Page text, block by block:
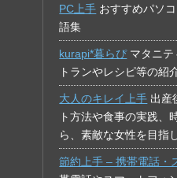
PC上手 おすすめパソ
語集
kurapi*暮らぴマタニテ
トランやレシピ等の紹
大人のキレイ上手 出産
ト方法や食事の実践、
ら、素敵な女性を目指
節約上手 – 携帯電話・